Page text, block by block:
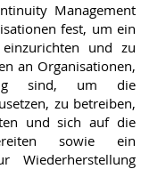
Management
fest, um ein
und zu
an Organisationen,
sind, um die
zu betreiben,
und sich auf die
sowie ein
Wiederherstellung